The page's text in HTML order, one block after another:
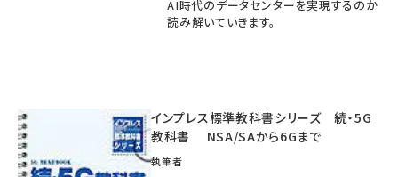
AI時代のデータセンターを実現するのか
読み解いていきます。
インプレス標準教科書シリーズ 続・5G
教科書 NSA/SAから6Gまで
執筆者